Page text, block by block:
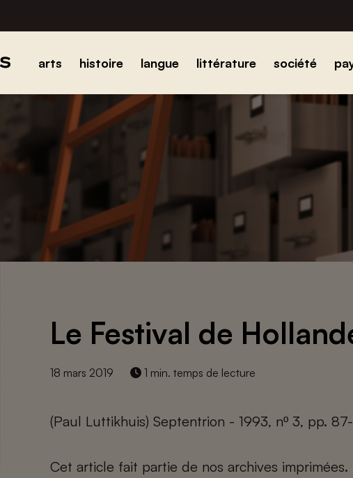
arts histoire langue littérature société
Le Festival de
18 mars 2019 1 min. temps de lecture
(Paul Luttikhuis) Septentrion - 1993, nº 3, pp.
Cet article fait partie de nos archives imprimées.